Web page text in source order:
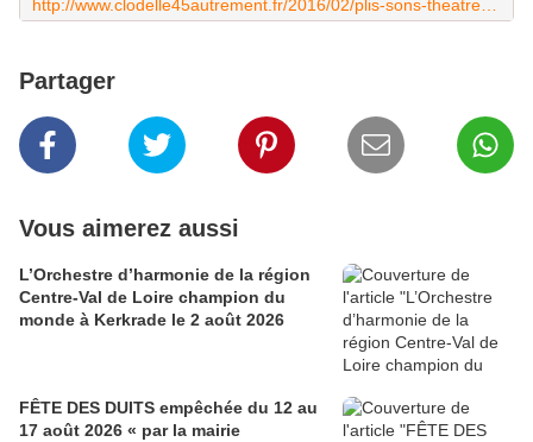
Partager
Vous aimerez aussi
L’Orchestre d’harmonie de la région
Centre-Val de Loire champion du
monde à Kerkrade le 2 août 2026
FÊTE DES DUITS empêchée du 12 au
17 août 2026 « par la mairie